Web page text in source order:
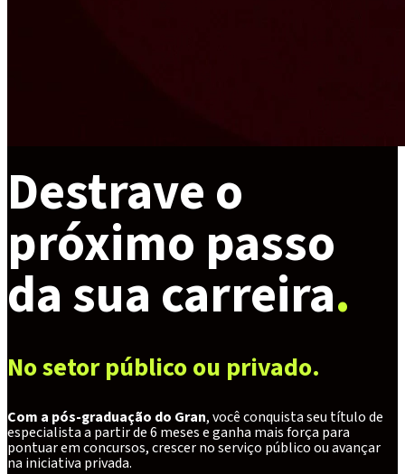
Destrave o
próximo passo
da sua carreira.
No setor público ou privado.
Com a pós-graduação do Gran, você conquista seu título de
especialista a partir de 6 meses e ganha mais força para
pontuar em concursos, crescer no serviço público ou avançar
na iniciativa privada.